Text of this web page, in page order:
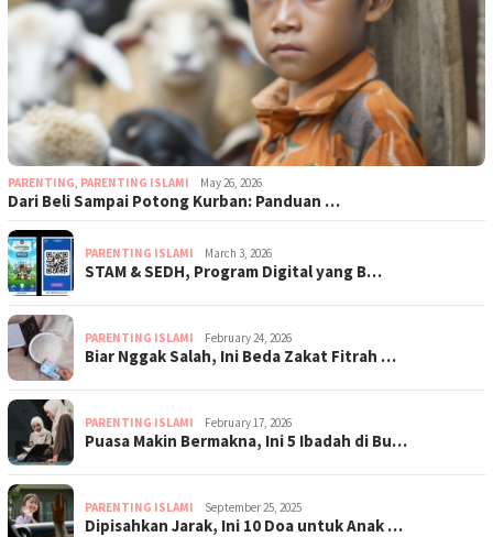
PARENTING PARENTING ISLAMI May 26, 2026
Dari Beli Sampai Potong Kurban: Panduan …
PARENTING ISLAMI March 3, 2026
STAM & SEDH, Program Digital yang B…
PARENTING ISLAMI February 24, 2026
Biar Nggak Salah, Ini Beda Zakat Fitrah …
PARENTING ISLAMI February 17, 2026
Puasa Makin Bermakna, Ini 5 Ibadah di Bu…
PARENTING ISLAMI September 25, 2025
Dipisahkan Jarak, Ini 10 Doa untuk Anak …